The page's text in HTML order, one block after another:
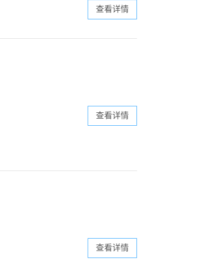
查看详情
查看详情
查看详情